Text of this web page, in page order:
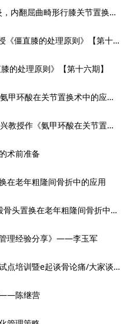
畸形行膝关节置换术【第十九期】
直膝的处理原则》【第十六期】
的处理原则》【第十六期】
节置换术中的应用》【第十四期】
酸在关节置换术中的应用》【第十四期】
术前准备
在老年粗隆间骨折中的应用
置换在老年粗隆间骨折中的应用
理经验分享》——李玉军
/大家谈第8期 ——关节置换术加速康复无痛化管理
——陈继营